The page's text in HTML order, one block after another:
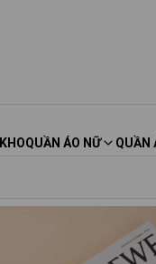
QUẦN ÁO NỮ QUẦN